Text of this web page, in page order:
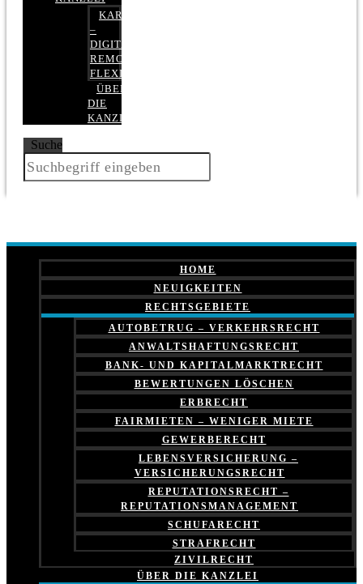
KARRIERE
–
DIGITAL,
REMOTE,
FLEXIBEL
ÜBER
DIE
KANZLEI
Suche
HOME
NEUIGKEITEN
RECHTSGEBIETE
AUTOBETRUG – VERKEHRSRECHT
ANWALTSHAFTUNGSRECHT
BANK- UND KAPITALMARKTRECHT
BEWERTUNGEN LÖSCHEN
ERBRECHT
FAIRMIETEN – WENIGER MIETE
GEWERBERECHT
LEBENSVERSICHERUNG –
VERSICHERUNGSRECHT
REPUTATIONSRECHT –
REPUTATIONSMANAGEMENT
SCHUFARECHT
STRAFRECHT
ZIVILRECHT
ÜBER DIE KANZLEI